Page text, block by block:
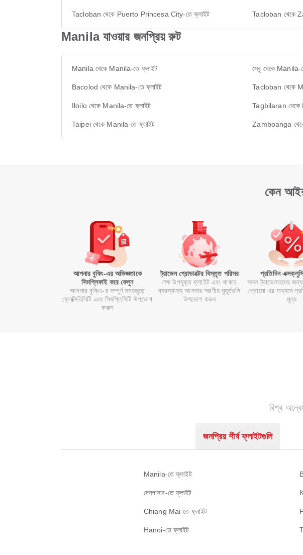
Tacloban থেকে Puerto Princesa City-তে ফ্লাইট Tacloban থেকে
Manila যাওয়ার জনপ্রিয় রুট
Manila থেকে Manila-তে ফ্লাইট সেবু থেকে Manila-
Bacolod থেকে Manila-তে ফ্লাইট Tacloban থেকে
Iloilo থেকে Manila-তে ফ্লাইট Tagbilaran থেকে
Taipei থেকে Manila-তে ফ্লাইট Zamboanga
কেন
আপনার বুকিং-এর অভিজ্ঞতাকে
সিমপ্লিফাই করে ফেলুন
আপনার বুকি্এ-র সম্পূর্ণ সময়জুড়ে
ফ্লেক্সিবিলিটি এবং সিমপ্লিসিটি উপভোগ
করুন
ট্রাভেল প্রোডাক্টের বিস্তৃত পরিসর
লক্ষ উপযুক্ত ফ্লাইট এবং থাকার
ব্যবস্থাসহ আপনার স্মরণীয় মুহূর্তগুলি
উপভোগ করুন
প্রতিদিন
সকল ট্রাভেলারদের জন্য
প্রোমো এর মাধ্যমে
মূল্য
বিশ্ব
জনপ্রিয় শীর্ষ ফ্লাইটগুলি
Manila-তে ফ্লাইট
দেনপাসার-তে ফ্লাইট
Chiang Mai-তে ফ্লাইট
Hanoi-তে ফ্লাইট